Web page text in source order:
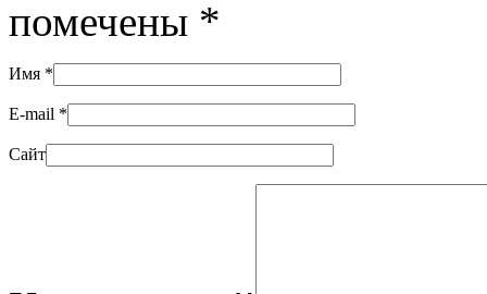
помечены *
Имя *
E-mail *
Сайт